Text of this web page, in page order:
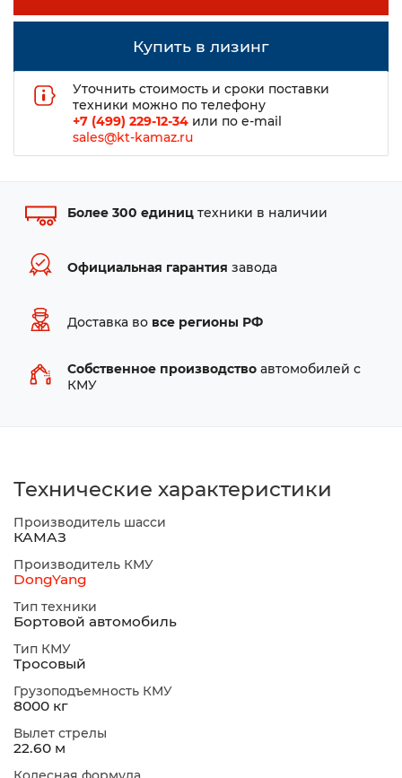
Купить в лизинг
Уточнить стоимость и сроки поставки
техники можно по телефону
+7 (499) 229-12-34 или по e-mail
sales@kt-kamaz.ru
Более 300 единиц техники в наличии
Официальная гарантия завода
Доставка во все регионы РФ
Собственное производство автомобилей с
КМУ
Технические характеристики
Производитель шасси
КАМАЗ
Производитель КМУ
DongYang
Тип техники
Бортовой автомобиль
Тип КМУ
Тросовый
Грузоподъемность КМУ
8000 кг
Вылет стрелы
22.60 м